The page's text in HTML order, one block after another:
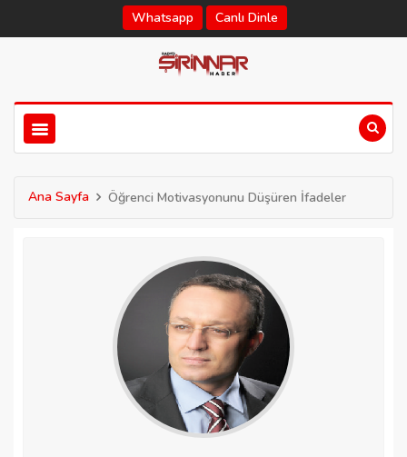
Whatsapp Canlı Dinle
Ana Sayfa Öğrenci Motivasyonunu Düşüren İfadeler